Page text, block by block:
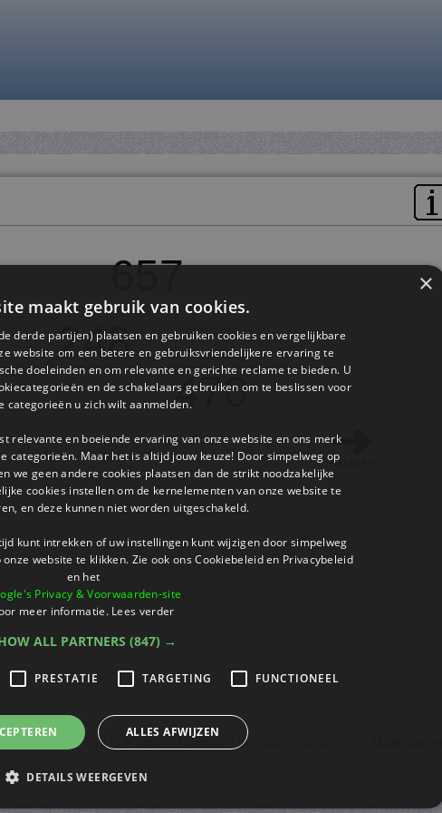
657
248
470
Wil je je scores bijhouden en stickers verdienen? Maak dan
×
maakt gebruik van cookies.
derde partijen) plaatsen en gebruiken cookies en vergelijkbare
website om een ​​betere en gebruiksvriendelijkere ervaring te
doeleinden en om relevante en gerichte reclame te bieden. U
en de schakelaars gebruiken om te beslissen voor
categorieën u zich wilt aanmelden.
relevante en boeiende ervaring van onze website en ons merk
categorieën. Maar het is altijd jouw keuze! Door simpelweg op
we geen andere cookies plaatsen dan de strikt noodzakelijke
cookies instellen om de kernelementen van onze website te
en deze kunnen niet worden uitgeschakeld.
kunt intrekken of uw instellingen kunt wijzigen door simpelweg
website te klikken. Zie ook ons ​​Cookiebeleid en Privacybeleid
en het
Privacy & Voorwaarden-site
meer informatie. Lees verder
ALL PARTNERS (847) →
PRESTATIE TARGETING FUNCTIONEEL
ALLES AFWIJZEN
DETAILS WEERGEVEN